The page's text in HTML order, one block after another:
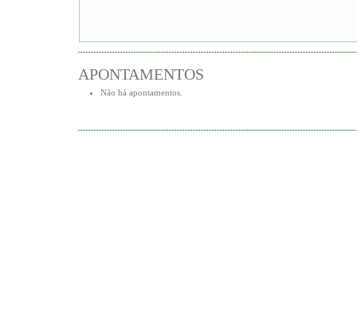
APONTAMENTOS
Não há apontamentos.